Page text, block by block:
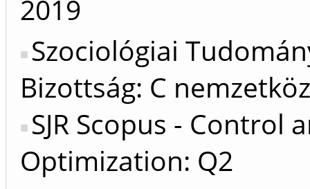
2019
Szociológiai
Bizottság: C
SJR Scopus - Control
Optimization: Q2